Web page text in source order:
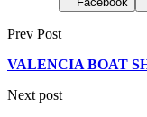
Prev Post
VALENCIA BOAT
Next post